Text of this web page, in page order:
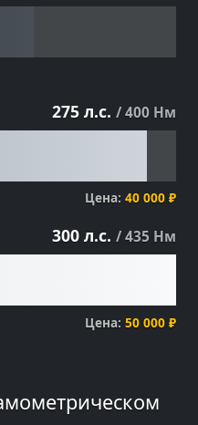
275 л.с. / 400 Нм
Цена: 40 000 ₽
300 л.с. / 435 Нм
Цена: 50 000 ₽